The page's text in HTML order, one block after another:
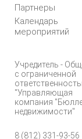
Партнеры
Календарь
мероприятий
Учредитель -
с ограниченной
"Управляющая
компания
недвижимости"
8 (812) 331-93-56